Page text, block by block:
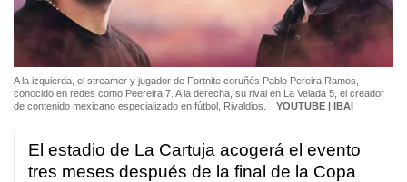
A la izquierda, el streamer y jugador de Fortnite coruñés Pablo Pereira Ramos,
conocido en redes como Peereira 7. A la derecha, su rival en La Velada 5, el creador
de contenido mexicano especializado en fútbol, Rivaldios.
YOUTUBE | IBAI
El estadio de La Cartuja acogerá el evento
tres meses después de la final de la Copa